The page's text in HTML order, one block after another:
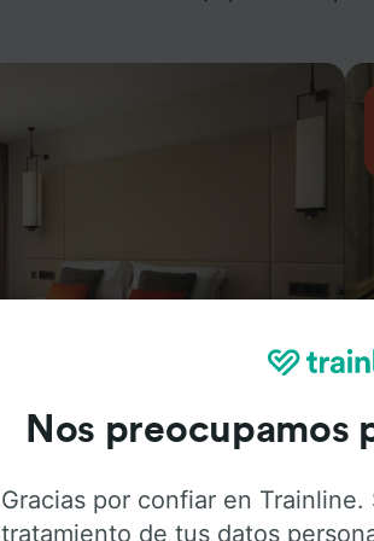
Nos preocupamos
Gracias por confiar en Trainline.
tratamiento de tus datos